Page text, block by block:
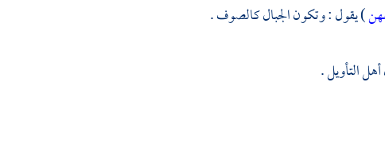
) يقول : وتكون الجبال كالصوف .
التأويل .